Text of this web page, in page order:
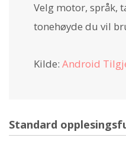
Velg motor, språk,
tonehøyde du vil
Kilde: Android
Standard